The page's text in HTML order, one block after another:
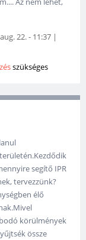
22. - 11:37 |
szükséges
segítő IPR
tervezzünk?
élő
körülmények
össze